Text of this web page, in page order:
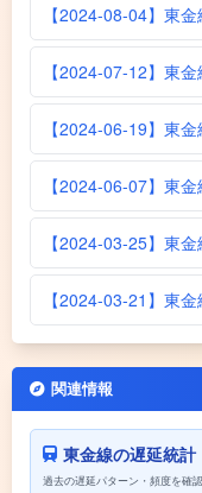
【2024-08-04】東
【2024-07-12】東
【2024-06-19】東
【2024-06-07】東
【2024-03-25】東
【2024-03-21】東
関連情報
東金線の遅延統計
過去の遅延パターン・頻度を確認